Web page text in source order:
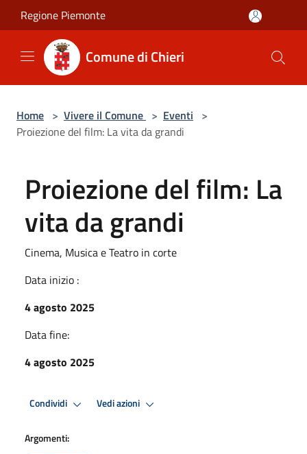
Salta al contenuto principale
Regione Piemonte
Comune di Chieri
Home > Vivere il Comune > Eventi >
Proiezione del film: La vita da grandi
Proiezione del film: La
vita da grandi
Cinema, Musica e Teatro in corte
Data inizio :
4 agosto 2025
Data fine:
4 agosto 2025
Condividi Vedi azioni
Argomenti: